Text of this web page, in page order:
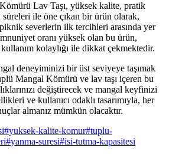
Lav Taşı, yüksek kalite, pratik
ile öne çıkan bir ürün olarak,
severlerin ilk tercihleri arasında yer
oranı yüksek olan bu ürün,
kolaylığı ile dikkat çekmektedir.
deneyiminizi bir üst seviyeye taşımak
Mangal Kömürü ve lav taşı içeren bu
değiştirecek ve mangal keyfinizi
ve kullanıcı odaklı tasarımıyla, her
almanız mümkün olacaktır.
#yuksek-kalite-komur#tuplu-
#yanma-suresi#isi-tutma-kapasitesi